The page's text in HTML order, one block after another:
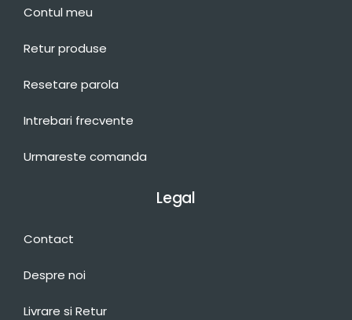
Contul meu
Retur produse
Resetare parola
Intrebari frecvente
Urmareste comanda
Legal
Contact
Despre noi
Livrare si Retur